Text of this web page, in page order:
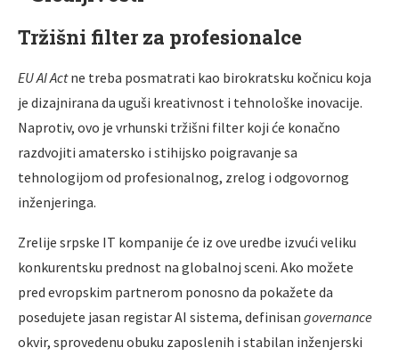
Tržišni filter za profesionalce
EU AI Actne treba posmatrati kao birokratsku kočnicu koja
je dizajnirana da uguši kreativnost i tehnološke inovacije.
Naprotiv, ovo je vrhunski tržišni filter koji će konačno
razdvojiti amatersko i stihijsko poigravanje sa
tehnologijom od profesionalnog, zrelog i odgovornog
inženjeringa.
Zrelije srpske IT kompanije će iz ove uredbe izvući veliku
konkurentsku prednost na globalnoj sceni. Ako možete
pred evropskim partnerom ponosno da pokažete da
posedujete jasan registar AI sistema, definisan governance
okvir, sprovedenu obuku zaposlenih i stabilan inženjerski